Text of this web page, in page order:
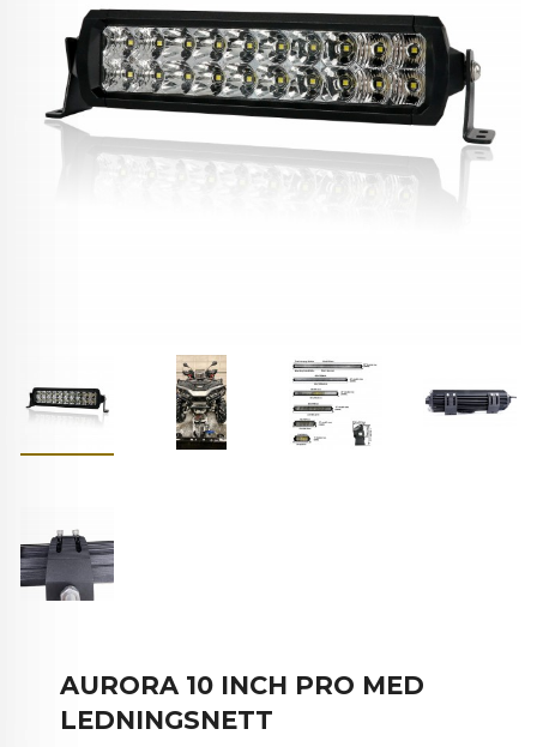
AURORA 10 INCH PRO MED
LEDNINGSNETT